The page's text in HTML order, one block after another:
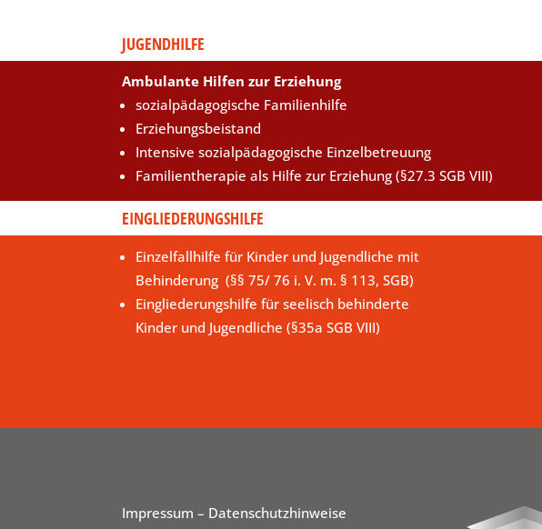
JUGENDHILFE
Ambulante Hilfen zur Erziehung
sozialpädagogische Familienhilfe
Erziehungsbeistand
Intensive sozialpädagogische Einzelbetreuung
Familientherapie als Hilfe zur Erziehung (§27.3 SGB VIII)
EINGLIEDERUNGSHILFE
Einzelfallhilfe für Kinder und Jugendliche mit
Behinderung (§§ 75/ 76 i. V. m. § 113, SGB)
Eingliederungshilfe für seelisch behinderte
Kinder und Jugendliche (§35a SGB VIII)
Impressum – Datenschutzhinweise